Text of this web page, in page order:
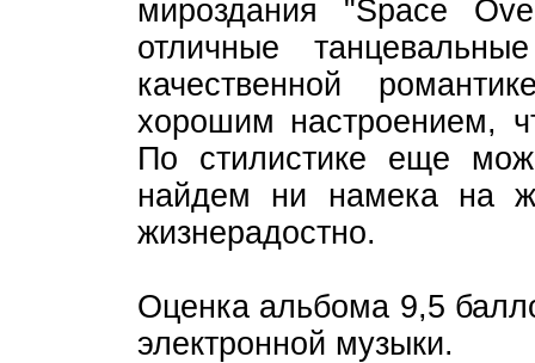
мироздания "Space
отличные
качественной
хорошим настроением,
По стилистике еще
найдем ни намека на
жизнерадостно.
Оценка альбома 9,5
электронной музыки.